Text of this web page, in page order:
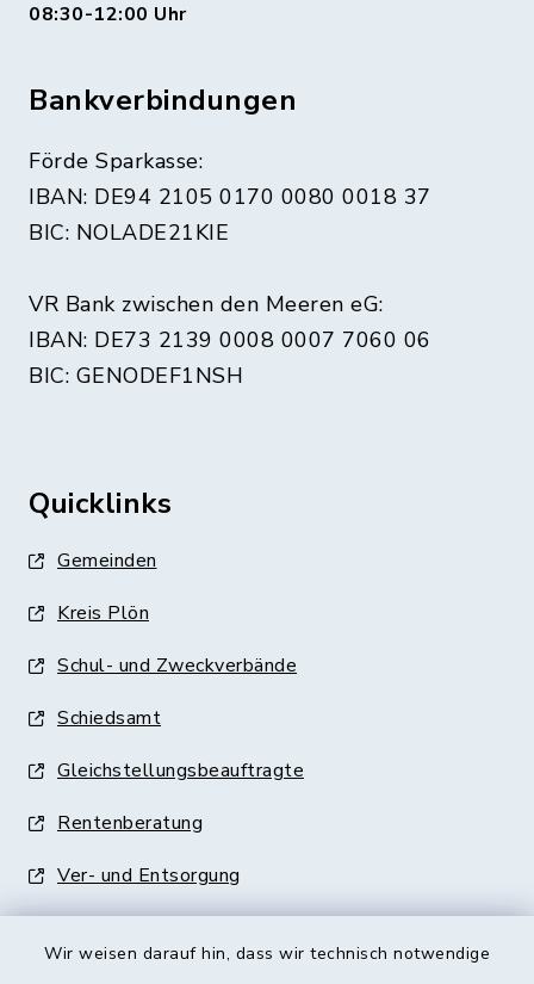
Wir weisen darauf hin, dass wir technisch notwendige
08:30-12:00 Uhr
Bankverbindungen
Förde Sparkasse:
IBAN: DE94 2105 0170 0080 0018 37
BIC: NOLADE21KIE
VR Bank zwischen den Meeren eG:
IBAN: DE73 2139 0008 0007 7060 06
BIC: GENODEF1NSH
Quicklinks
Gemeinden
Kreis Plön
Schul- und Zweckverbände
Schiedsamt
Gleichstellungsbeauftragte
Rentenberatung
Ver- und Entsorgung